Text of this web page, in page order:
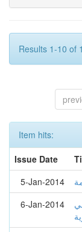
Results 1-10 of
Item hits:
Issue Date
5-Jan-2014
6-Jan-2014